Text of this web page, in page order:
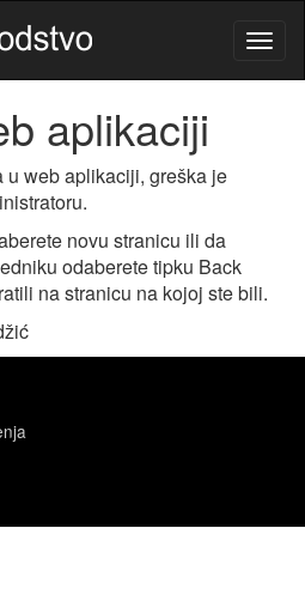
aplikaciji
u web aplikaciji, greška je
novu stranicu ili da
odaberete tipku Back
na stranicu na kojoj ste bili.